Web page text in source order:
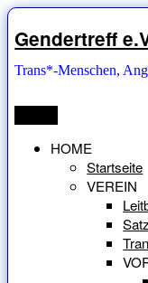
Zum
Inhalt
springen
Gendertreff
Trans*-Menschen,
HOME
Startseite
VEREIN